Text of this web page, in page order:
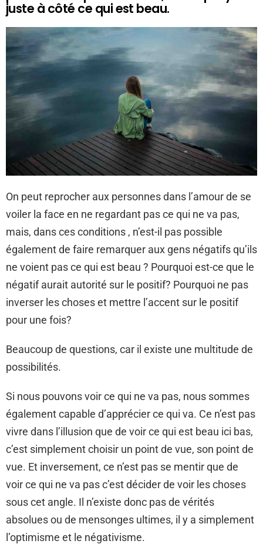
juste à côté ce qui est beau.
On peut reprocher aux personnes dans l’amour de se
voiler la face en ne regardant pas ce qui ne va pas,
mais, dans ces conditions , n’est-il pas possible
également de faire remarquer aux gens négatifs qu’ils
ne voient pas ce qui est beau ? Pourquoi est-ce que le
négatif aurait autorité sur le positif? Pourquoi ne pas
inverser les choses et mettre l’accent sur le positif
pour une fois?
Beaucoup de questions, car il existe une multitude de
possibilités.
Si nous pouvons voir ce qui ne va pas, nous sommes
également capable d’apprécier ce qui va. Ce n’est pas
vivre dans l’illusion que de voir ce qui est beau ici bas,
c’est simplement choisir un point de vue, son point de
vue. Et inversement, ce n’est pas se mentir que de
voir ce qui ne va pas c’est décider de voir les choses
sous cet angle. Il n’existe donc pas de vérités
absolues ou de mensonges ultimes, il y a simplement
l’optimisme et le négativisme.